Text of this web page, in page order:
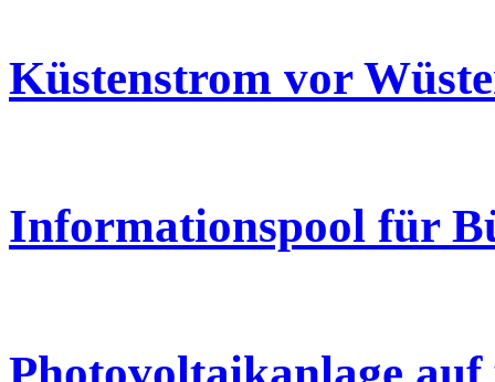
Küstenstrom vor
Informationspool für